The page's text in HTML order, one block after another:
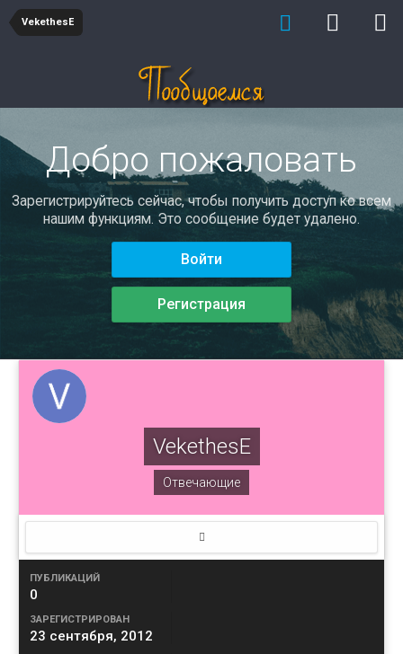
VekethesE
Добро пожаловать
Зарегистрируйтесь сейчас, чтобы получить доступ ко всем
нашим функциям. Это сообщение будет удалено.
Войти
Регистрация
VekethesE
Отвечающие
ПУБЛИКАЦИЙ
0
ЗАРЕГИСТРИРОВАН
23 сентября, 2012